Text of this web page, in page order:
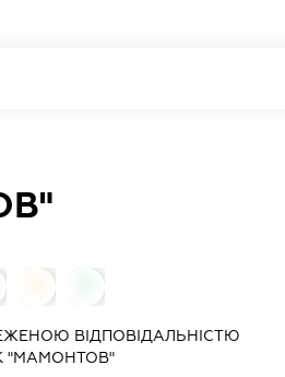
ВІДПОВІДАЛЬНІСТЮ
"МАМОНТОВ"